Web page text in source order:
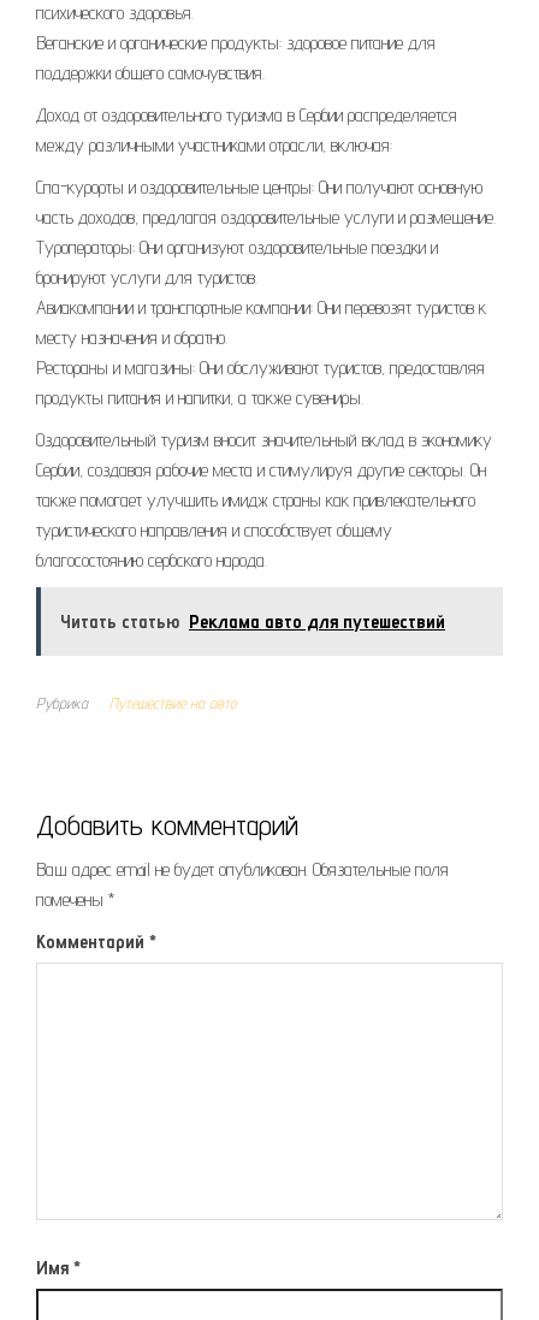
психического здоровья.
Веганские и органические продукты: здоровое питание для
поддержки общего самочувствия.
Доход от оздоровительного туризма в Сербии распределяется
между различными участниками отрасли, включая:
Спа-курорты и оздоровительные центры: Они получают основную
часть доходов, предлагая оздоровительные услуги и размещение.
Туроператоры: Они организуют оздоровительные поездки и
бронируют услуги для туристов.
Авиакомпании и транспортные компании: Они перевозят туристов к
месту назначения и обратно.
Рестораны и магазины: Они обслуживают туристов, предоставляя
продукты питания и напитки, а также сувениры.
Оздоровительный туризм вносит значительный вклад в экономику
Сербии, создавая рабочие места и стимулируя другие секторы. Он
также помогает улучшить имидж страны как привлекательного
туристического направления и способствует общему
благосостоянию сербского народа.
Читать статью Реклама авто для путешествий
Рубрика Путешествие на авто
Добавить комментарий
Ваш адрес email не будет опубликован. Обязательные поля
помечены *
Комментарий *
Имя *